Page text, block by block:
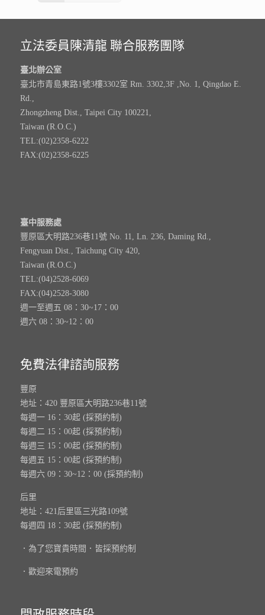
立法委員陳清龍 聯合服務團隊
臺北辦公室
臺北市青島東路1號3樓3302室 Rm. 3302,3F ,No. 1, Qingdao E.
Rd.,
Zhongzheng Dist., Taipei City 100221,
Taiwan (R.O.C.)
TEL:(02)2358-6222
FAX:(02)2358-6225
臺中服務處
豐原區大明路236巷11號 No. 11, Ln. 236, Daming Rd.,
Fengyuan Dist., Taichung City 420,
Taiwan (R.O.C.)
TEL:(04)2528-6069
FAX:(04)2528-3080
週一至週五 08：30~17：00
週六 08：30~12：00
免費法律諮詢服務
豐原
地址：420 豐原區大明路236巷11號
每週一 16：30起 (採預約制)
每週二 15：00起 (採預約制)
每週三 15：00起 (採預約制)
每週五 15：00起 (採預約制)
每週六 09：30~12：00 (採預約制)
后里
地址：421后里區三光路109號
每週四 18：30起 (採預約制)
．為了您寶貴時間．皆採預約制
．歡迎來電預約